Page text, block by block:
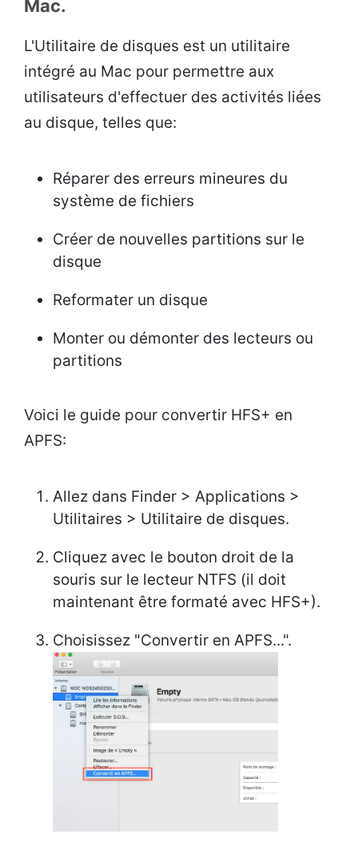
Mac.
L'Utilitaire de disques est un utilitaire
intégré au Mac pour permettre aux
utilisateurs d'effectuer des activités liées
au disque, telles que:
Réparer des erreurs mineures du
système de fichiers
Créer de nouvelles partitions sur le
disque
Reformater un disque
Monter ou démonter des lecteurs ou
partitions
Voici le guide pour convertir HFS+ en
APFS:
Allez dans Finder > Applications >
Utilitaires > Utilitaire de disques.
Cliquez avec le bouton droit de la
souris sur le lecteur NTFS (il doit
maintenant être formaté avec HFS+).
Choisissez "Convertir en APFS...".